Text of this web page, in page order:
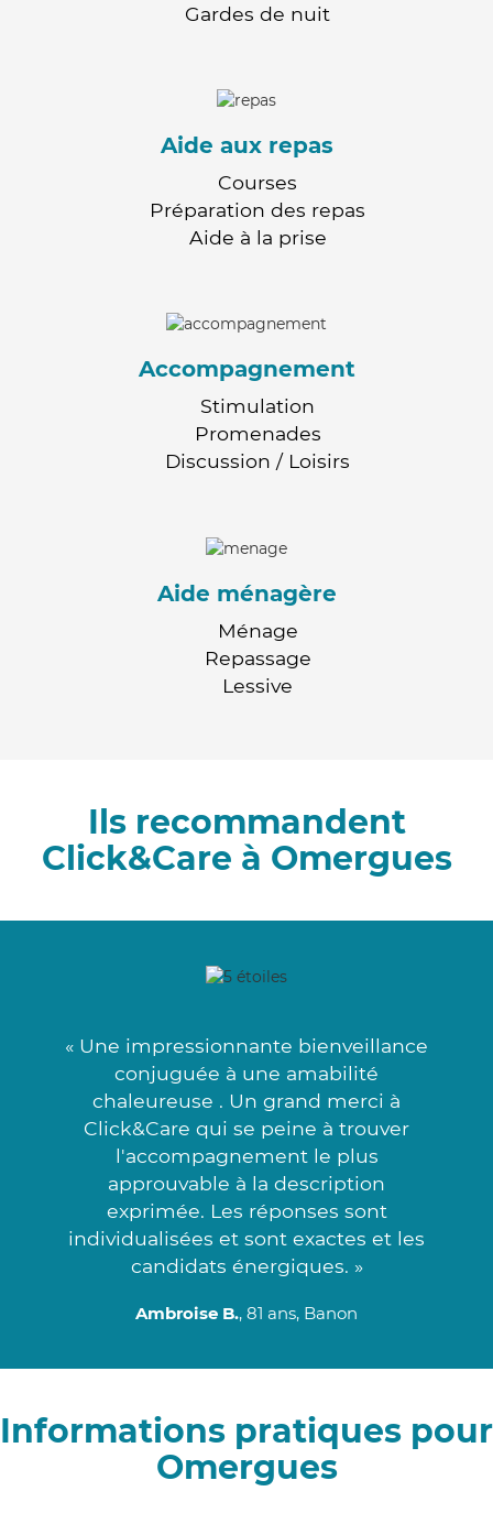
Gardes de nuit
Aide aux repas
Courses
Préparation des repas
Aide à la prise
Accompagnement
Stimulation
Promenades
Discussion / Loisirs
Aide ménagère
Ménage
Repassage
Lessive
Ils recommandent
Click&Care à Omergues
« Une impressionnante bienveillance
conjuguée à une amabilité
chaleureuse . Un grand merci à
Click&Care qui se peine à trouver
l'accompagnement le plus
approuvable à la description
exprimée. Les réponses sont
individualisées et sont exactes et les
candidats énergiques. »
Ambroise B., 81 ans, Banon
Informations pratiques pour
Omergues